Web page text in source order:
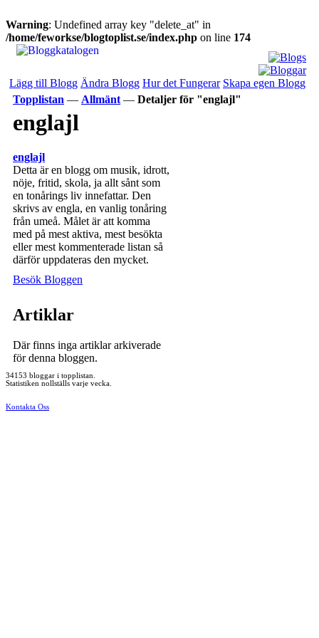
Warning: Undefined array key "delete_at" in
/home/feworkse/blogtoplist.se/index.php on line 174
Lägg till Blogg Ändra Blogg Hur det Fungerar Skapa egen Blogg
Topplistan — Allmänt — Detaljer för "englajl"
englajl
englajl
Detta är en blogg om musik, idrott,
nöje, fritid, skola, ja allt sånt som
en tonårings liv innefattar. Den
skrivs av engla, en vanlig tonåring
från umeå. Målet är att komma
med på mest aktiva, mest besökta
eller mest kommenterade listan så
därför uppdateras den mycket.
Besök Bloggen
Artiklar
Där finns inga artiklar arkiverade
för denna bloggen.
34153 bloggar i topplistan.
Statistiken nollställs varje vecka.
Kontakta Oss